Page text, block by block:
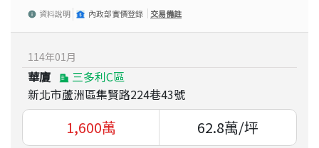
資料說明 內政部實價登錄 交易備註
114年01月
華廈
三多利C區
新北市蘆洲區集賢路224巷43號
1,600萬 62.8萬/坪